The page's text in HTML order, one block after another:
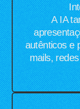
A IA
autênticos e
mails,